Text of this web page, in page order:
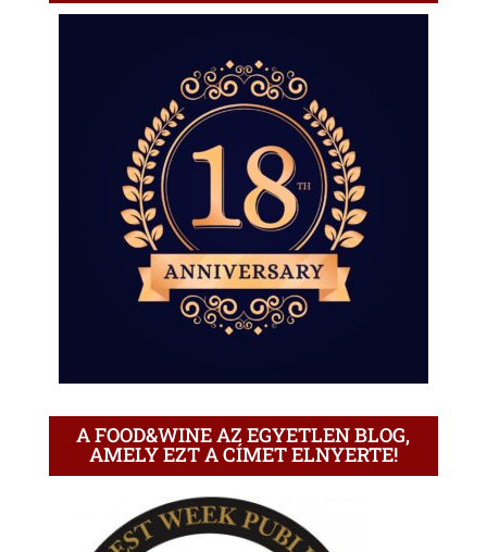
A FOOD&WINE AZ EGYETLEN BLOG,
AMELY EZT A CÍMET ELNYERTE!